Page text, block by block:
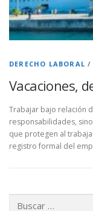
DERECHO LABORAL /
Vacaciones,
Trabajar bajo relación
responsabilidades,
que protegen al
registro formal del